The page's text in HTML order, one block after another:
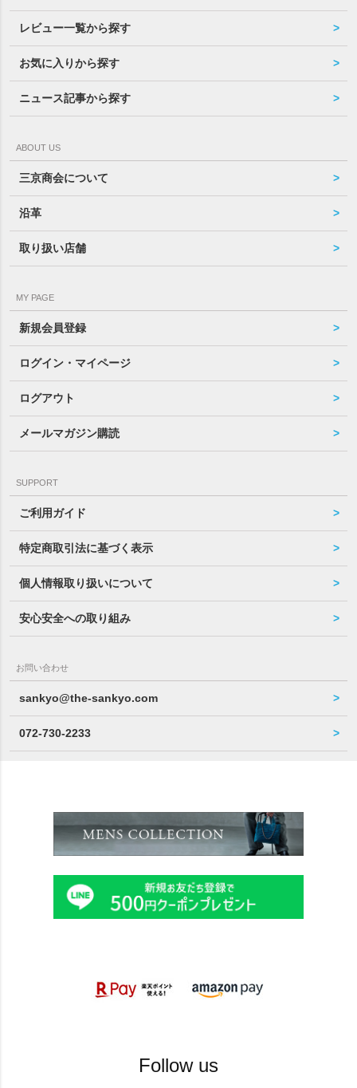
レビュー一覧から探す
お気に入りから探す
ニュース記事から探す
ABOUT US
三京商会について
沿革
取り扱い店舗
MY PAGE
新規会員登録
ログイン・マイページ
ログアウト
メールマガジン購読
SUPPORT
ご利用ガイド
特定商取引法に基づく表示
個人情報取り扱いについて
安心安全への取り組み
お問い合わせ
sankyo@the-sankyo.com
072-730-2233
Follow us